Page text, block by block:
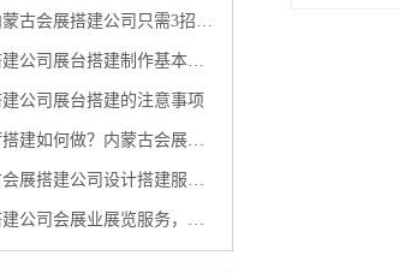
建公司只需3招，有效提高空间的利用率
公司展台搭建制作基本讲解
公司展台搭建的注意事项
内蒙古会展搭建公司这4个服务阶段要做好
公司设计搭建服务流程是怎样的？
业展览服务，怎一个搭建就可以涵盖？